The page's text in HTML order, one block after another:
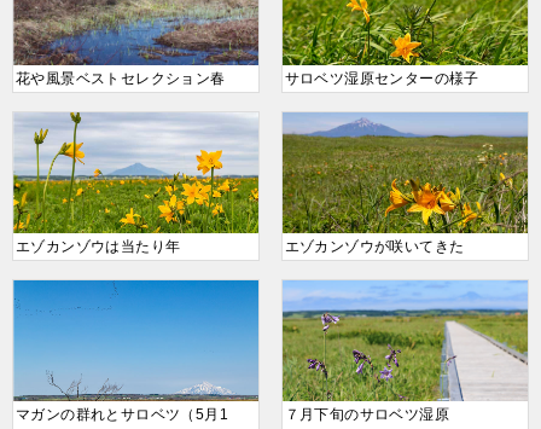
花や風景ベストセレクション春 サロベツ湿原センターの様子
エゾカンゾウは当たり年 エゾカンゾウが咲いてきた
マガンの群れとサロベツ（5月1
７月下旬のサロベツ湿原